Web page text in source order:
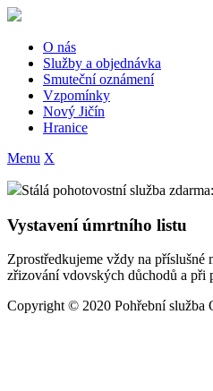
Skip
contentO nás
Služby a objednávka
Smuteční oznámení
Vzpomínky
Nový Jičín
Hranice
Menu X
Stálá pohotovostní služba zdarma:
Vystavení úmrtního listu
Zprostředkujeme vždy na
zřizování vdovských důchodů a při
Copyright © 2020 Pohřební služba